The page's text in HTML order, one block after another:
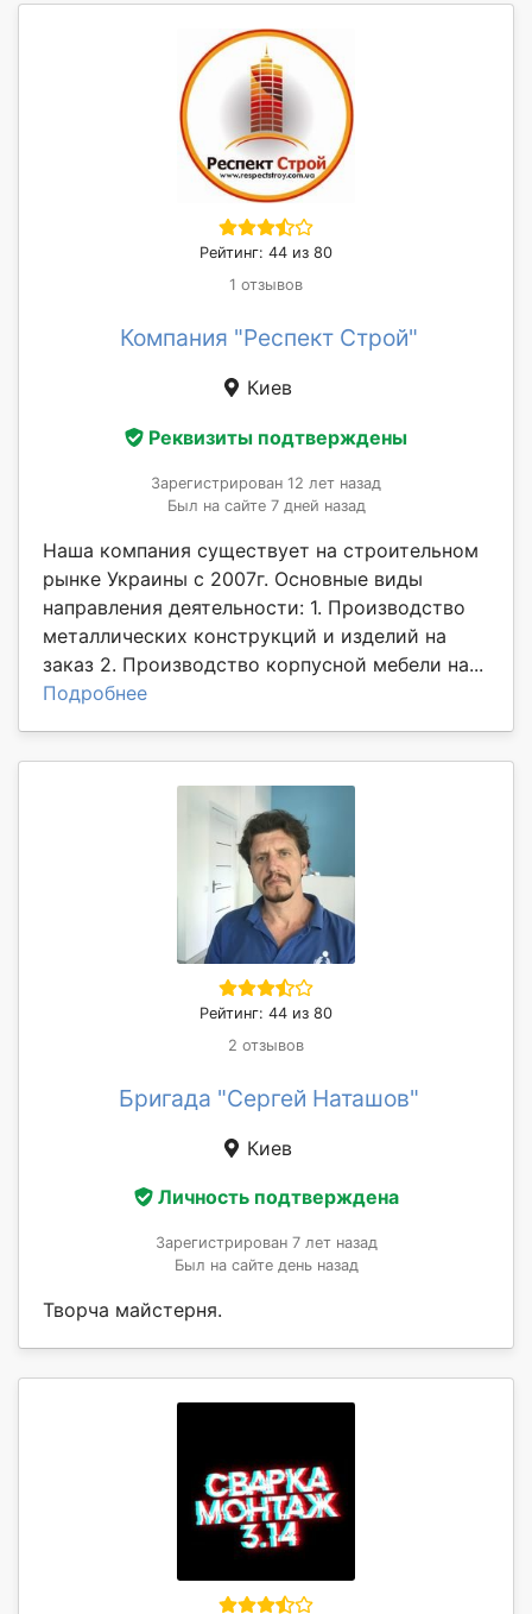
Рейтинг: 44 из 80
1 отзывов
Компания "Респект Строй"
Киев
Реквизиты подтверждены
Зарегистрирован 12 лет назад
Был на сайте 7 дней назад
Наша компания существует на строительном
рынке Украины с 2007г. Основные виды
направления деятельности: 1. Производство
металлических конструкций и изделий на
заказ 2. Производство корпусной мебели на...
Подробнее
Рейтинг: 44 из 80
2 отзывов
Бригада "Сергей Наташов"
Киев
Личность подтверждена
Зарегистрирован 7 лет назад
Был на сайте день назад
Творча майстерня.